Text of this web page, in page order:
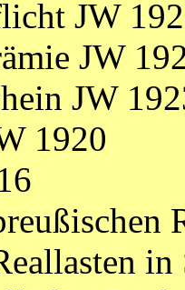
JW
JW
JW
1920